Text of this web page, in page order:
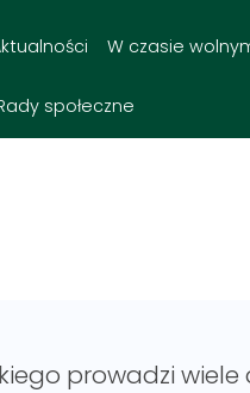
W czasie
społeczne
prowadzi